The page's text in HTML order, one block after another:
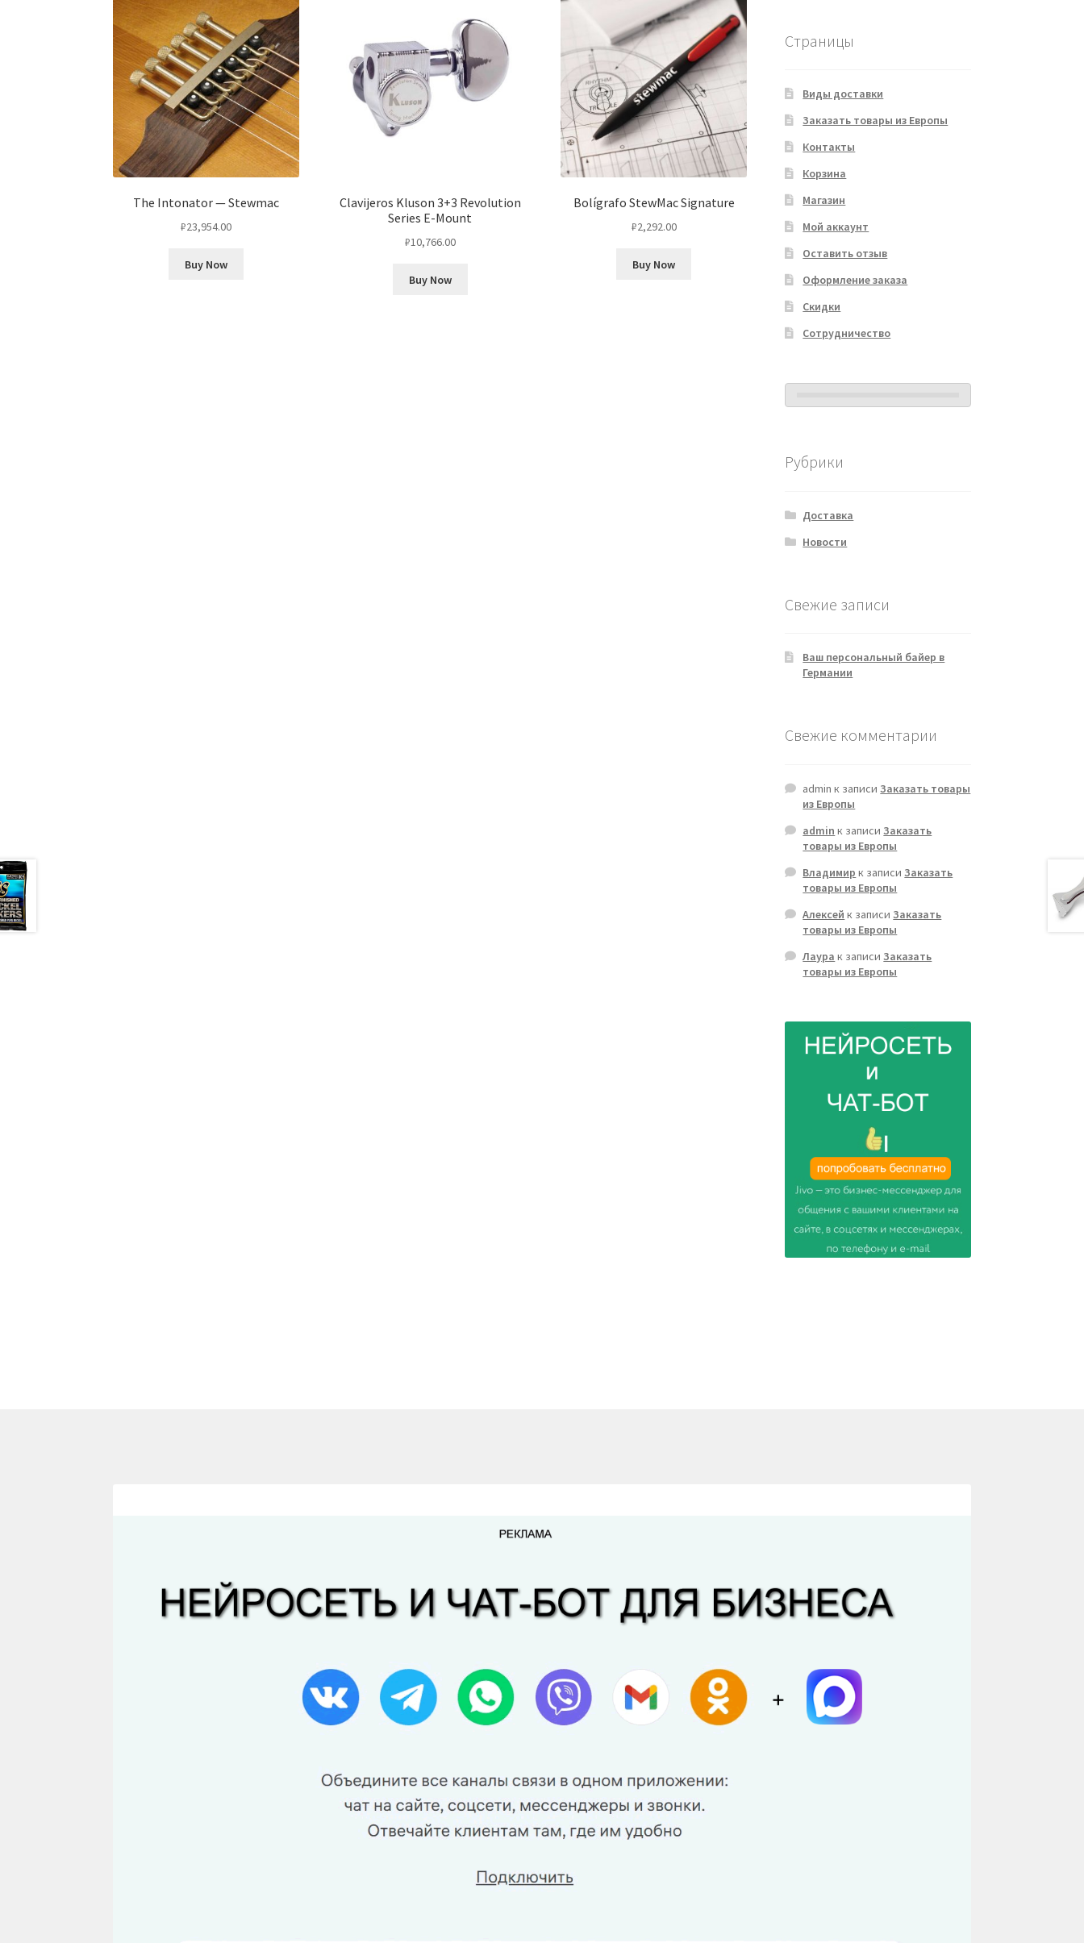
The Intonator — Stewmac
₽23,954.00
Buy Now
Clavijeros Kluson 3+3 Revolution
Series E-Mount
₽10,766.00
Buy Now
Bolígrafo StewMac Signature
₽2,292.00
Buy Now
Страницы
Виды доставки
Заказать товары из Европы
Контакты
Корзина
Магазин
Мой аккаунт
Оставить отзыв
Оформление заказа
Скидки
Сотрудничество
Рубрики
Доставка
Новости
Свежие записи
Ваш персональный байер в
Германии
Свежие комментарии
admin к записиЗаказать товары
из Европы
admin к записиЗаказать
товары из Европы
Владимир к записиЗаказать
товары из Европы
Алексей к записиЗаказать
товары из Европы
Лаура к записиЗаказать
товары из Европы